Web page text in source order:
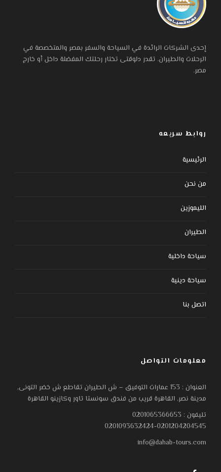
إحدى الشركات الرائدة في السياحة والسفر بمصر والمتخصصة في
الرحلات والطيران. تقدر دلوقتى تختار رحلتك المفضلة داخل أو خارج
مصر.
روابط سريعه
الرئيسية
من نحن
الليموزين
الطيران
سياحة داخلية
سياحة دينية
اتصل بنا
معلومات التواصل
العنوان : 153 عمارات التوفيق – ش الطيران تقاطع ش خضر التونى,
مدينة نصر, القاهرة قريب من فندق سونستا تاور وكازينو القاهرة
تليفون : 0201065366653
0201093632424-0201204204545
info@dahab-tours.com